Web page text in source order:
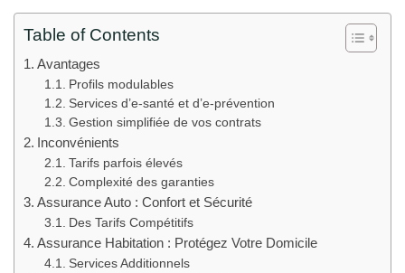
Table of Contents
Avantages
Profils modulables
Services d’e-santé et d’e-prévention
Gestion simplifiée de vos contrats
Inconvénients
Tarifs parfois élevés
Complexité des garanties
Assurance Auto : Confort et Sécurité
Des Tarifs Compétitifs
Assurance Habitation : Protégez Votre Domicile
Services Additionnels